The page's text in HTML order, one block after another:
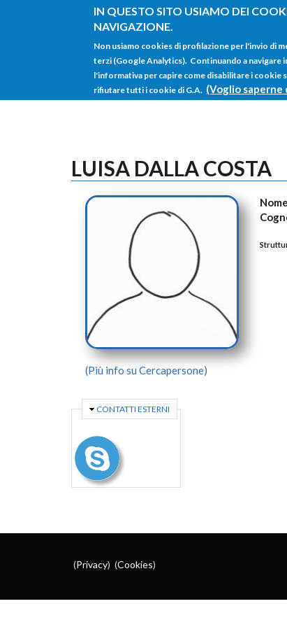
IN QUESTO SITO USIAMO DEI
NAVIGAZIONE.
Non usiamo cookies di profilazione per l'invio di
terzi (Google Analytics). Continuando a navigare
l'informativa per capire come disabilitare i
rifiutare tutti i cookie di G.A. (Voglio saperne
Salta al contenuto principale
LUISA DALLA COSTA
(Più info su Cercapersone)
NASCONDI
CONTATTI ESTERNI
(Privacy) (Cookies)